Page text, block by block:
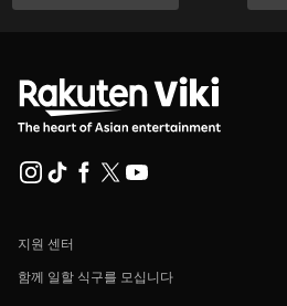
지원 센터
함께 일할 식구를 모십니다